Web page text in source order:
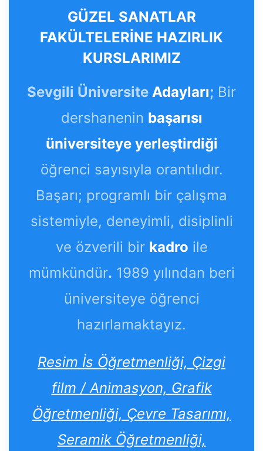
GÜZEL SANATLAR
FAKÜLTELERİNE HAZIRLIK
KURSLARIMIZ
Sevgili Üniversite Adayları; Bir
dershanenin başarısı
üniversiteye yerleştirdiği
öğrenci sayısıyla orantılıdır.
Başarı; programlı bir çalışma
sistemiyle, deneyimli, disiplinli
ve özverili bir kadro ile
mümkündür. 1989 yılından beri
üniversiteye öğrenci
hazırlamaktayız.
Resim İs Öğretmenliği, Çizgi
film / Animasyon, Grafik
Öğretmenliği, Çevre Tasarımı,
Seramik Öğretmenliği,